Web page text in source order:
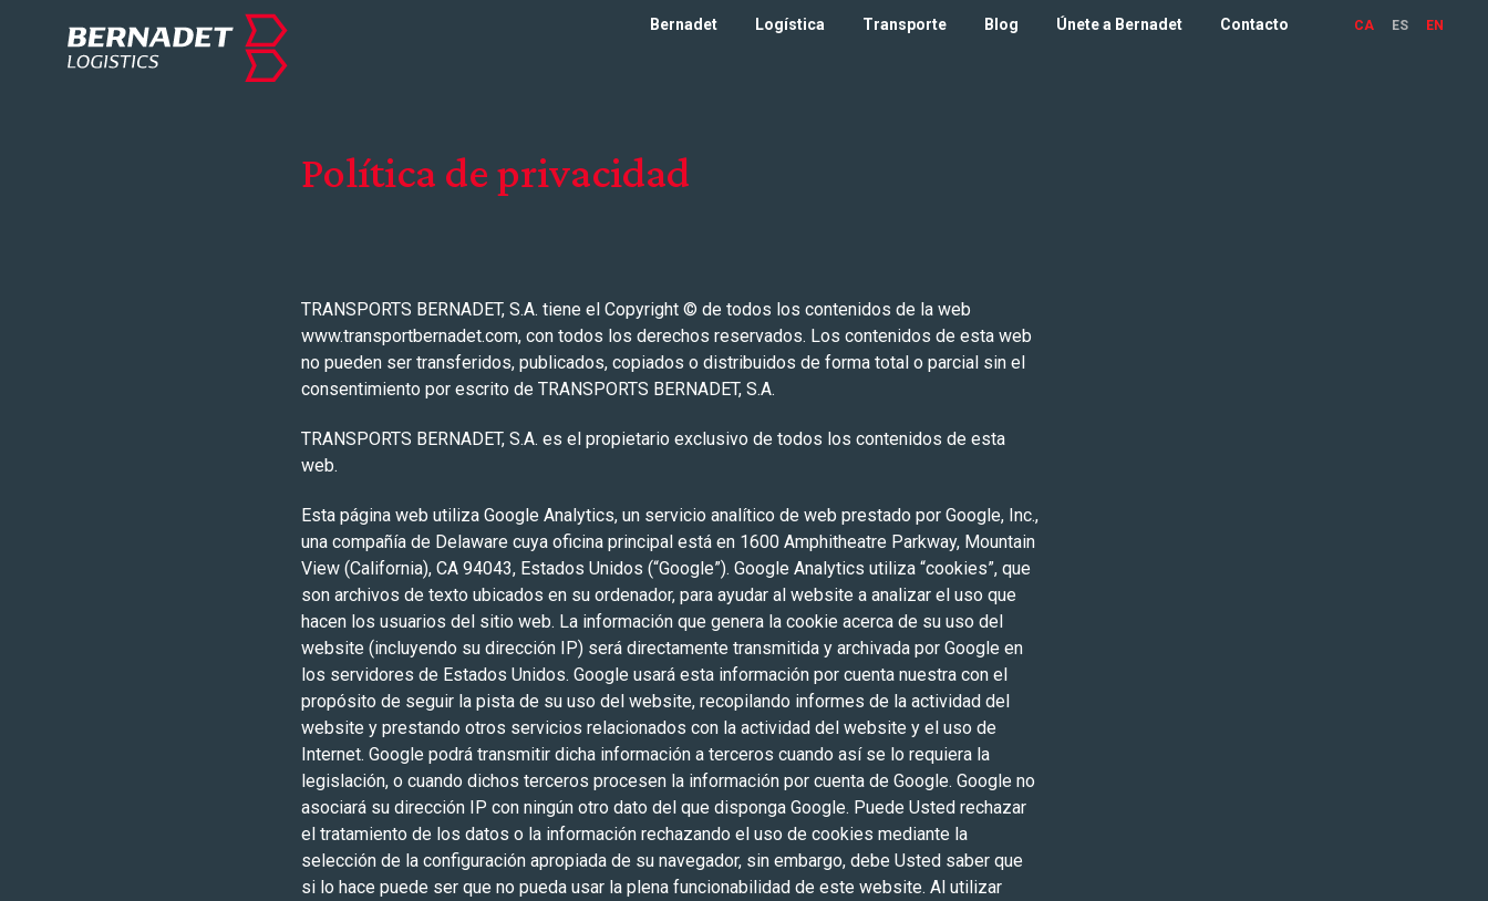
Bernadet Logística Transporte Blog Únete a Bernadet Contacto CA ES EN
Política de privacidad
TRANSPORTS BERNADET, S.A. tiene el Copyright © de todos los contenidos de la web
www.transportbernadet.com, con todos los derechos reservados. Los contenidos de esta web
no pueden ser transferidos, publicados, copiados o distribuidos de forma total o parcial sin el
consentimiento por escrito de TRANSPORTS BERNADET, S.A.
TRANSPORTS BERNADET, S.A. es el propietario exclusivo de todos los contenidos de esta
web.
Esta página web utiliza Google Analytics, un servicio analítico de web prestado por Google, Inc.,
una compañía de Delaware cuya oficina principal está en 1600 Amphitheatre Parkway, Mountain
View (California), CA 94043, Estados Unidos (“Google”). Google Analytics utiliza “cookies”, que
son archivos de texto ubicados en su ordenador, para ayudar al website a analizar el uso que
hacen los usuarios del sitio web. La información que genera la cookie acerca de su uso del
website (incluyendo su dirección IP) será directamente transmitida y archivada por Google en
los servidores de Estados Unidos. Google usará esta información por cuenta nuestra con el
propósito de seguir la pista de su uso del website, recopilando informes de la actividad del
website y prestando otros servicios relacionados con la actividad del website y el uso de
Internet. Google podrá transmitir dicha información a terceros cuando así se lo requiera la
legislación, o cuando dichos terceros procesen la información por cuenta de Google. Google no
asociará su dirección IP con ningún otro dato del que disponga Google. Puede Usted rechazar
el tratamiento de los datos o la información rechazando el uso de cookies mediante la
selección de la configuración apropiada de su navegador, sin embargo, debe Usted saber que
si lo hace puede ser que no pueda usar la plena funcionabilidad de este website. Al utilizar